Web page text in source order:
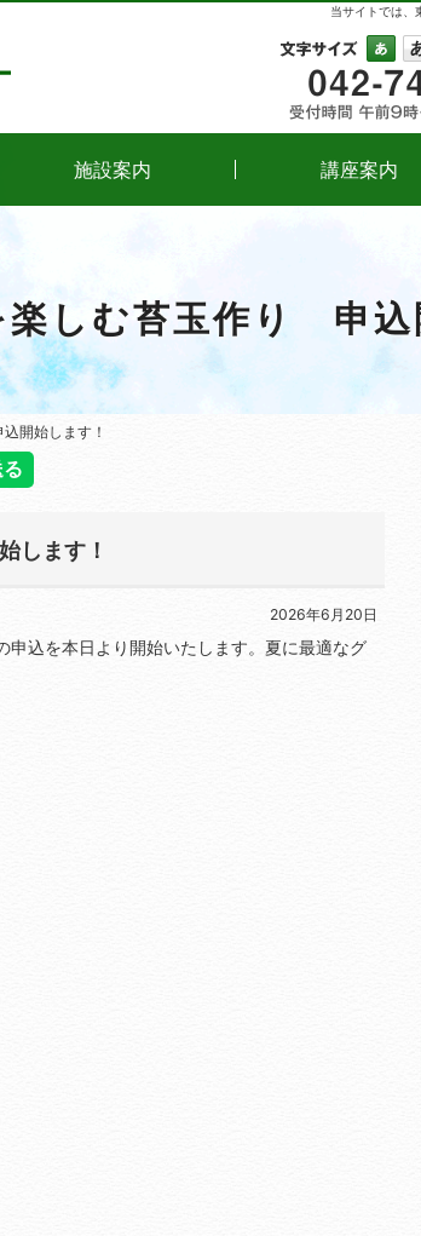
しむ苔玉作り 申込
当サイトでは、
開始します！
します！
2026年6月20日
申込を本日より開始いたします。夏に最適なグ
開始します！
文字サイ
小
施設案内 講座案内